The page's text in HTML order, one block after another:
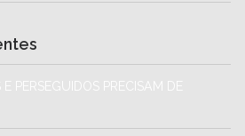
PERSEGUIDOS PRECISAM DE